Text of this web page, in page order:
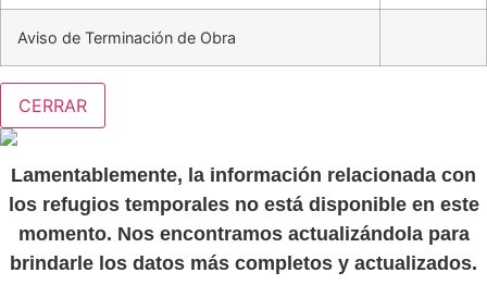
Aviso de Terminación de Obra
CERRAR
Lamentablemente, la información relacionada con
los refugios temporales no está disponible en este
momento. Nos encontramos actualizándola para
brindarle los datos más completos y actualizados.